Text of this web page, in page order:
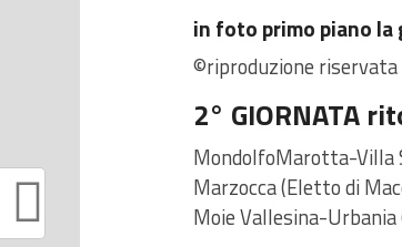
in foto primo piano la
©riproduzione riservata
2° GIORNATA
MondolfoMarotta-Villa
Marzocca (Eletto di
Moie Vallesina-